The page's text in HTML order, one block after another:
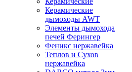
Керамические
дымоходы AWT
Элементы дымохода
печей Ферингер
Феникс нержавейка
Теплов и Сухов
нержавейка